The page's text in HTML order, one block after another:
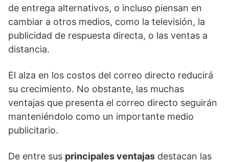
de entrega alternativos, o incluso piensan en
cambiar a otros medios, como la televisión, la
publicidad de respuesta directa, o las ventas a
distancia.
El alza en los costos del correo directo reducirá
su crecimiento. No obstante, las muchas
ventajas que presenta el correo directo seguirán
manteniéndolo como un importante medio
publicitario.
De entre sus principales ventajas destacan las